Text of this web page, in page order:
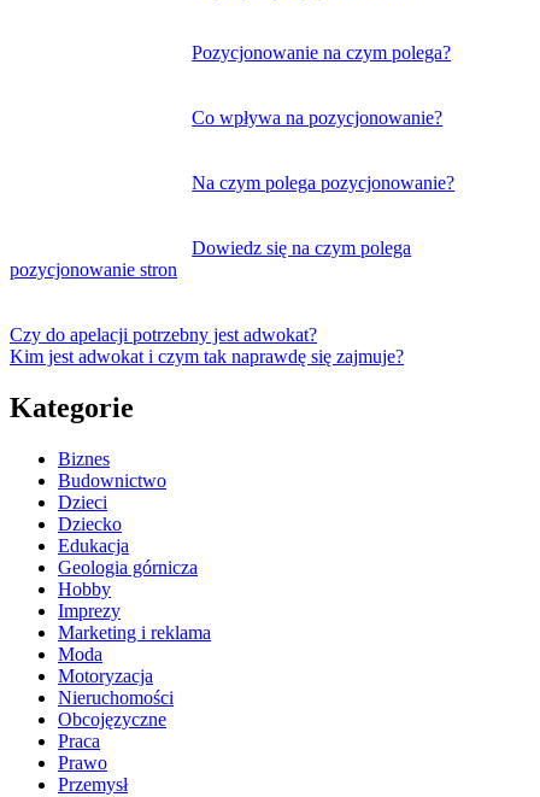
Pozycjonowanie na czym polega?
Co wpływa na pozycjonowanie?
Na czym polega pozycjonowanie?
Dowiedz się na czym polega
pozycjonowanie stron
Czy do apelacji potrzebny jest adwokat?
Kim jest adwokat i czym tak naprawdę się zajmuje?
Kategorie
Biznes
Budownictwo
Dzieci
Dziecko
Edukacja
Geologia górnicza
Hobby
Imprezy
Marketing i reklama
Moda
Motoryzacja
Nieruchomości
Obcojęzyczne
Praca
Prawo
Przemysł